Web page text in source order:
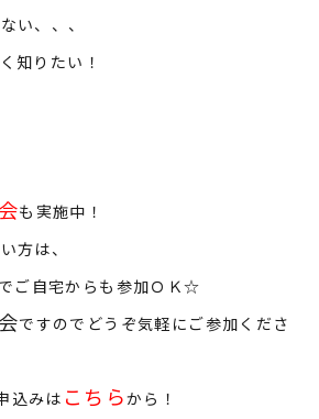
い、、、
知りたい！
も実施中！
方は、
でご自宅からも参加ＯＫ☆
ですのでどうぞ気軽にご参加くださ
込みは こちらから！